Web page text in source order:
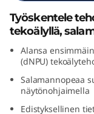
n
Työskentele
tekoälyllä,
Alansa
(dNPU)
Salamannopeaa
näytönohjaimella
Edistyksellinen